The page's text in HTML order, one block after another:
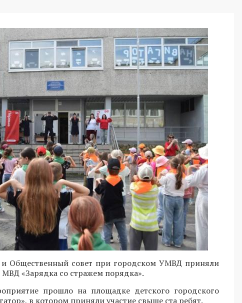
и Общественный совет при городском УМВД приняли
МВД «Зарядка со стражем порядка».
прошло на площадке детского городского
в котором приняли участие свыше ста ребят.